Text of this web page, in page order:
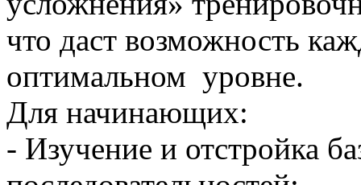
что даст возможность
оптимальном уровне.
Для начинающих:
- Изучение и отстройка